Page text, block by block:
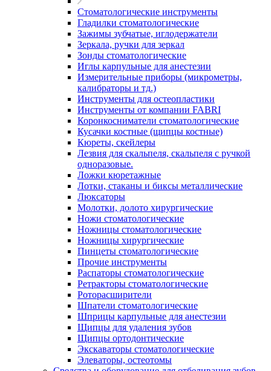
Стоматологические инструменты
Гладилки стоматологические
Зажимы зубчатые, иглодержатели
Зеркала, ручки для зеркал
Зонды стоматологические
Иглы карпульные для анестезии
Измерительные приборы (микрометры,
калибраторы и тд.)
Инструменты для остеопластики
Инструменты от компании FABRI
Коронкосниматели стоматологические
Кусачки костные (щипцы костные)
Кюреты, скейлеры
Лезвия для скальпеля, скальпеля с ручкой
одноразовые.
Ложки кюретажные
Лотки, стаканы и биксы металлические
Люксаторы
Молотки, долото хирургические
Ножи стоматологические
Ножницы стоматологические
Ножницы хирургические
Пинцеты стоматологические
Прочие инструменты
Распаторы стоматологические
Ретракторы стоматологические
Роторасширители
Шпатели стоматологические
Шприцы карпульные для анестезии
Щипцы для удаления зубов
Щипцы ортодонтические
Экскаваторы стоматологические
Элеваторы, остеотомы